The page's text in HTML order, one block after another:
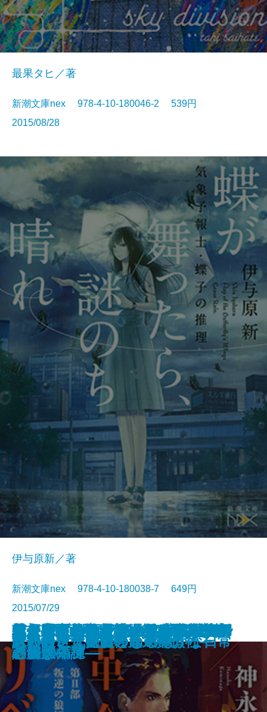
坂東蛍子、星空の下で夢を語る
ケーキ王子の名推理(スペシャリ
テ)
花想空間の宴―華術師 宮籠彩人の
謎解き―
セント・ニコラスの、ダイヤモン
ドの靴―名探偵 御手洗潔―
オークブリッジ邸の笑わない貴婦
人―新人メイドと秘密の写真―
バリ3探偵 圏内ちゃん―忌女板小
町殺人事件―
スフィアの死天使―天久鷹央の事
件カルテ―
謎好き乙女と壊れた正義
空が分裂する
最果タヒ／著
新潮文庫nex 978-4-10-180046-2 539円
2015/08/28
蝶が舞ったら、謎のち晴れ―気象
予報士・蝶子の推理―
伊与原新／著
新潮文庫nex 978-4-10-180038-7 649円
2015/07/29
革命のリベリオン―第II部 叛逆
の狼煙―
君と過ごした嘘つきの秋
その白さえ嘘だとしても
天久鷹央の推理カルテIII―密室の
パラノイア―
暗殺者ソラ―大神兄弟探偵社―
さとり世代探偵のゆるやかな日常
忘却のレーテ
雪月花の葬送―華術師 宮籠彩人の
謎解き―
シャーロック・ノート―学園裁判
と密室の謎―
天久鷹央の推理カルテII―ファン
トムの病棟―